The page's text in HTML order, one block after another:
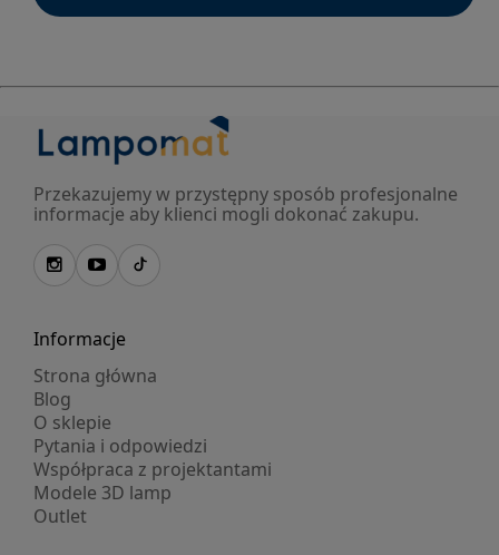
Przekazujemy w przystępny sposób profesjonalne
informacje aby klienci mogli dokonać zakupu.
Informacje
Strona główna
Blog
O sklepie
Pytania i odpowiedzi
Współpraca z projektantami
Modele 3D lamp
Outlet